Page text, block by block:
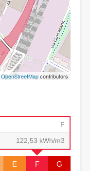
OpenStreetMapcontributors
F
122,53 kWh/m3
E F G